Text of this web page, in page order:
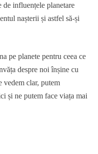
de influențele planetare
nașterii și astfel să-și
pe planete pentru ceea ce
despre noi înșine cu
vedem clar, putem
și ne putem face viața mai